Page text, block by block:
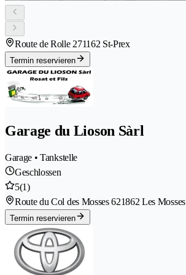
Route de Rolle 271162 St-Prex
Termin reservieren
Garage du Lioson Sàrl
Garage • Tankstelle
Geschlossen
5(1)
Route du Col des Mosses 621862 Les Mosses
Termin reservieren